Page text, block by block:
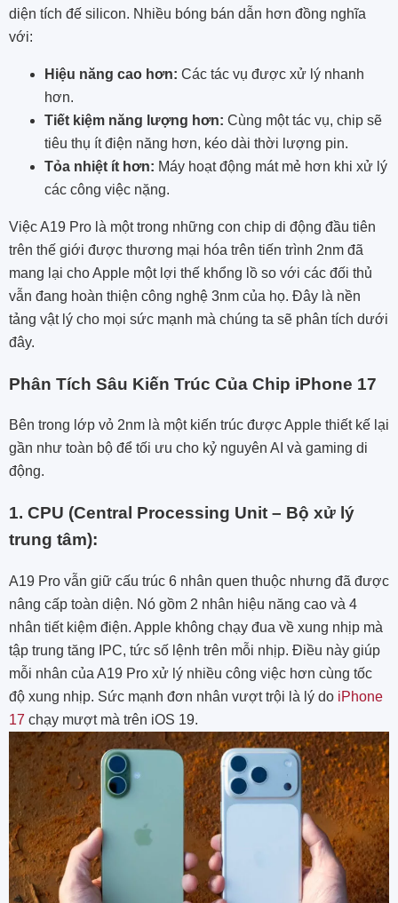
diện tích đế silicon. Nhiều bóng bán dẫn hơn đồng nghĩa
với:
Hiệu năng cao hơn: Các tác vụ được xử lý nhanh
hơn.
Tiết kiệm năng lượng hơn: Cùng một tác vụ, chip sẽ
tiêu thụ ít điện năng hơn, kéo dài thời lượng pin.
Tỏa nhiệt ít hơn: Máy hoạt động mát mẻ hơn khi xử lý
các công việc nặng.
Việc A19 Pro là một trong những con chip di động đầu tiên
trên thế giới được thương mại hóa trên tiến trình 2nm đã
mang lại cho Apple một lợi thế khổng lồ so với các đối thủ
vẫn đang hoàn thiện công nghệ 3nm của họ. Đây là nền
tảng vật lý cho mọi sức mạnh mà chúng ta sẽ phân tích dưới
đây.
Phân Tích Sâu Kiến Trúc Của Chip iPhone 17
Bên trong lớp vỏ 2nm là một kiến trúc được Apple thiết kế lại
gần như toàn bộ để tối ưu cho kỷ nguyên AI và gaming di
động.
1. CPU (Central Processing Unit – Bộ xử lý
trung tâm):
A19 Pro vẫn giữ cấu trúc 6 nhân quen thuộc nhưng đã được
nâng cấp toàn diện. Nó gồm 2 nhân hiệu năng cao và 4
nhân tiết kiệm điện. Apple không chạy đua về xung nhịp mà
tập trung tăng IPC, tức số lệnh trên mỗi nhịp. Điều này giúp
mỗi nhân của A19 Pro xử lý nhiều công việc hơn cùng tốc
độ xung nhịp. Sức mạnh đơn nhân vượt trội là lý do iPhone
17 chạy mượt mà trên iOS 19.